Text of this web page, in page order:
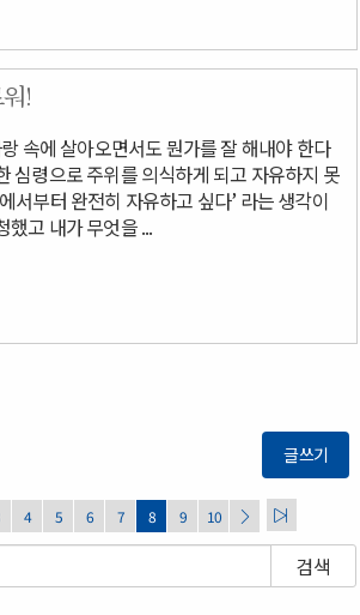
!
속에 살아오면서도 뭔가를 잘 해내야 한다
심령으로 주위를 의식하게 되고 자유하지 못
서부터 완전히 자유하고 싶다’ 라는 생각이
했고 내가 무엇을 ...
글쓰기
4 5 6 7 8 9 10
검색